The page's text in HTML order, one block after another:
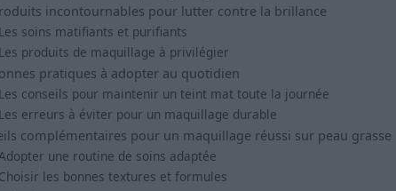
incontournables pour lutter contre la brillance
Les soins matifiants et purifiants
Les produits de maquillage à privilégier
pratiques à adopter au quotidien
Les conseils pour maintenir un teint mat toute la journée
Les erreurs à éviter pour un maquillage durable
complémentaires pour un maquillage réussi sur peau grasse
une routine de soins adaptée
Choisir les bonnes textures et formules